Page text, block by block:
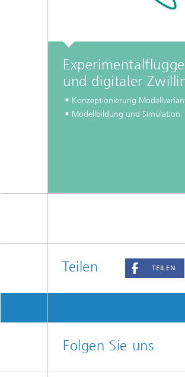
und digitaler
Konzeptionierung
Modellbildung und Simulation
Teilen TEILEN
Folgen Sie uns